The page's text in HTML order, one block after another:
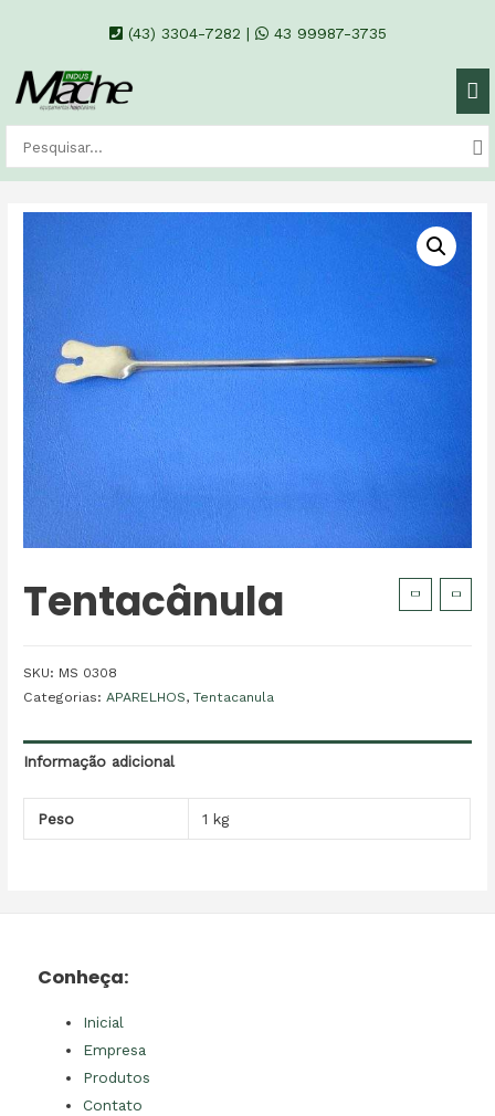
(43) 3304-7282 | 43 99987-3735
Tentacânula
SKU: MS 0308
Categorias: APARELHOS,Tentacanula
Informação adicional
Peso 1 kg
Conheça:
Inicial
Empresa
Produtos
Contato